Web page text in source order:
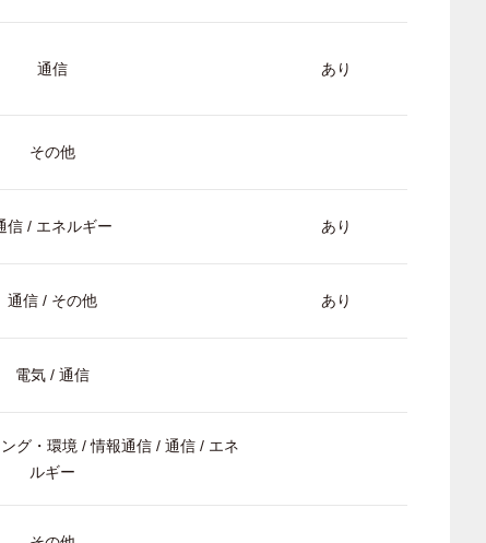
通信 あり
その他
信 / エネルギー あり
通信 / その他 あり
電気 / 通信
グ・環境 / 情報通信 / 通信 / エネ
ルギー